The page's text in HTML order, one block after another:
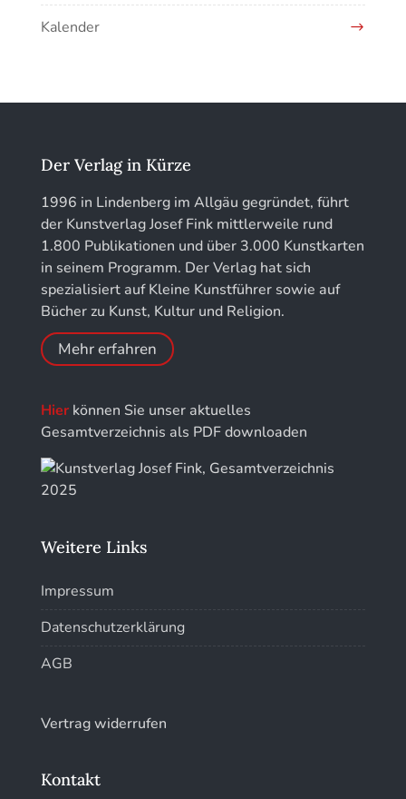
Kunstführer H
Kunstführer K
Kunstführer M
Kunstführer NO
Kunstführer PQ
Kunstführer R
Kunstführer Sch
Kunstführer St
löhe:porträts
Jahresschriften der DGC Deutsche Gesellschaft
für Chronometrie
Jahrbuch der Stiftung Thüringer Schlösser und
Gärten
Kalender
Der Verlag in Kürze
1996 in Lindenberg im Allgäu gegründet, führt
der Kunstverlag Josef Fink mittlerweile rund
1.800 Publikationen und über 3.000 Kunstkarten
in seinem Programm. Der Verlag hat sich
spezialisiert auf Kleine Kunstführer sowie auf
Bücher zu Kunst, Kultur und Religion.
Mehr erfahren
Hierkönnen Sie unser aktuelles
Gesamtverzeichnis als PDF downloaden
Weitere Links
Impressum
Datenschutzerklärung
AGB
Vertrag widerrufen
Kontakt